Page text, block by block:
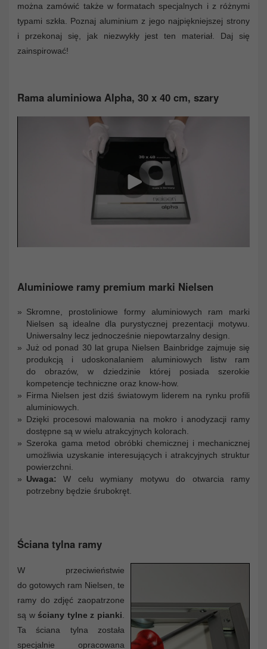
można zamówić także w formatach specjalnych i z różnymi
typami szkła. Poznaj aluminium z jego najpiękniejszej strony
i przekonaj się, jak niezwykły jest ten materiał. Daj się
zainspirować!
Rama aluminiowa Alpha, 30 x 40 cm, szary
Aluminiowe ramy premium marki Nielsen
Skromne, prostoliniowe formy aluminiowych ram marki
Nielsen są idealne dla purystycznej prezentacji motywu.
Uniwersalny lecz jednocześnie niepowtarzalny design.
Już od ponad 30 lat grupa Nielsen Bainbridge zajmuje się
produkcją i udoskonalaniem aluminiowych listw ram
do obrazów, w dziedzinie której posiada szerokie
kompetencje techniczne oraz know-how.
Firma Nielsen jest dziś światowym liderem na rynku profili
aluminiowych.
Dzięki procesowi malowania na mokro i anodyzacji ramy
dostępne są w wielu atrakcyjnych kolorach.
Szeroka gama metod obróbki chemicznej i mechanicznej
umożliwia uzyskanie interesujących i atrakcyjnych struktur
powierzchni.
Uwaga: W celu wymiany motywu do otwarcia ramy
potrzebny będzie śrubokręt.
Ściana tylna ramy
W przeciwieństwie
do gotowych ram Nielsen, te
ramy do zdjęć zaopatrzone
są w ściany tylne z pianki
Ta ściana tylna została
specjalnie opracowana